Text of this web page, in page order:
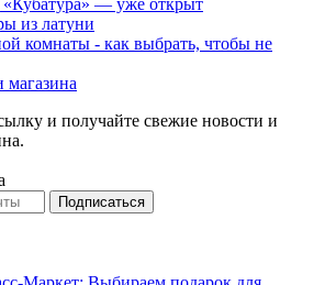
— уже открыт
из латуни
комнаты - как выбрать, чтобы не
магазина
и получайте свежие новости и